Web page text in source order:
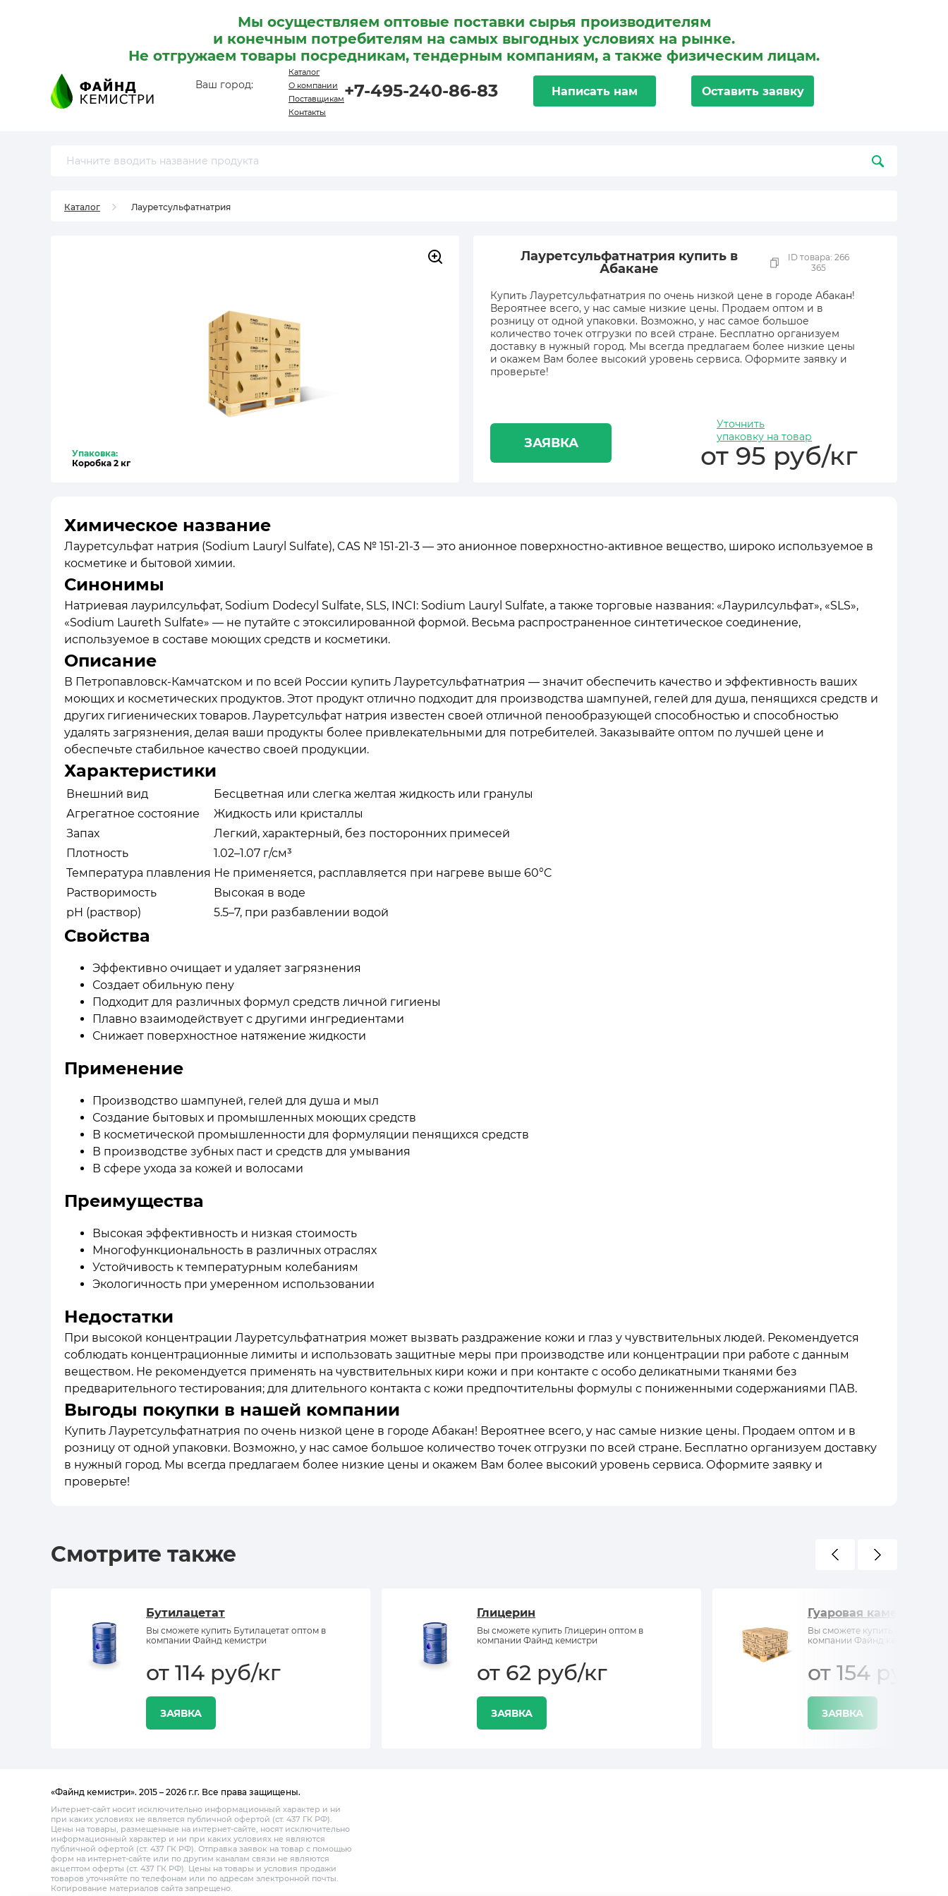
Мы осуществляем оптовые поставки сырья производителям
и конечным потребителям на самых выгодных условиях на рынке.
Не отгружаем товары посредникам, тендерным компаниям, а также физическим лицам.
Ваш город:
Каталог
О компании
Поставщикам
Контакты
+7-495-240-86-83 Написать нам Оставить заявку
Каталог Лауретсульфатнатрия
Упаковка:
Коробка 2 кг
Лауретсульфатнатрия купить в
Абакане
ID товара: 266
365
Купить Лауретсульфатнатрия по очень низкой цене в городе Абакан!
Вероятнее всего, у нас самые низкие цены. Продаем оптом и в
розницу от одной упаковки. Возможно, у нас самое большое
количество точек отгрузки по всей стране. Бесплатно организуем
доставку в нужный город. Мы всегда предлагаем более низкие цены
и окажем Вам более высокий уровень сервиса. Оформите заявку и
проверьте!
ЗАЯВКА
Уточнить
упаковку на товар
от 95 руб/кг
Химическое название
Лауретсульфат натрия (Sodium Lauryl Sulfate), CAS № 151-21-3 — это анионное поверхностно-активное вещество, широко используемое в
косметике и бытовой химии.
Синонимы
Натриевая лаурилсульфат, Sodium Dodecyl Sulfate, SLS, INCI: Sodium Lauryl Sulfate, а также торговые названия: «Лаурилсульфат», «SLS»,
«Sodium Laureth Sulfate» — не путайте с этоксилированной формой. Весьма распространенное синтетическое соединение,
используемое в составе моющих средств и косметики.
Описание
В Петропавловск-Камчатском и по всей России купить Лауретсульфатнатрия — значит обеспечить качество и эффективность ваших
моющих и косметических продуктов. Этот продукт отлично подходит для производства шампуней, гелей для душа, пенящихся средств и
других гигиенических товаров. Лауретсульфат натрия известен своей отличной пенообразующей способностью и способностью
удалять загрязнения, делая ваши продукты более привлекательными для потребителей. Заказывайте оптом по лучшей цене и
обеспечьте стабильное качество своей продукции.
Характеристики
Внешний вид
Бесцветная или слегка желтая жидкость или гранулы
Агрегатное состояние
Жидкость или кристаллы
Запах
Легкий, характерный, без посторонних примесей
Плотность
1.02–1.07 г/см³
Температура плавления Не применяется, расплавляется при нагреве выше 60°C
Растворимость
Высокая в воде
pH (раствор)
5.5–7, при разбавлении водой
Свойства
Эффективно очищает и удаляет загрязнения
Создает обильную пену
Подходит для различных формул средств личной гигиены
Плавно взаимодействует с другими ингредиентами
Снижает поверхностное натяжение жидкости
Применение
Производство шампуней, гелей для душа и мыл
Создание бытовых и промышленных моющих средств
В косметической промышленности для формуляции пенящихся средств
В производстве зубных паст и средств для умывания
В сфере ухода за кожей и волосами
Преимущества
Высокая эффективность и низкая стоимость
Многофункциональность в различных отраслях
Устойчивость к температурным колебаниям
Экологичность при умеренном использовании
Недостатки
При высокой концентрации Лауретсульфатнатрия может вызвать раздражение кожи и глаз у чувствительных людей. Рекомендуется
соблюдать концентрационные лимиты и использовать защитные меры при производстве или концентрации при работе с данным
веществом. Не рекомендуется применять на чувствительных кири кожи и при контакте с особо деликатными тканями без
предварительного тестирования; для длительного контакта с кожи предпочтительны формулы с пониженными содержаниями ПАВ.
Выгоды покупки в нашей компании
Купить Лауретсульфатнатрия по очень низкой цене в городе Абакан! Вероятнее всего, у нас самые низкие цены. Продаем оптом и в
розницу от одной упаковки. Возможно, у нас самое большое количество точек отгрузки по всей стране. Бесплатно организуем доставку
в нужный город. Мы всегда предлагаем более низкие цены и окажем Вам более высокий уровень сервиса. Оформите заявку и
проверьте!
Смотрите также
Бутилацетат
Вы сможете купить Бутилацетат оптом в
компании Файнд кемистри
от 114 руб/кг
ЗАЯВКА
Глицерин
Вы сможете купить Глицерин оптом в
компании Файнд кемистри
от 62 руб/кг
ЗАЯВКА
Гуаровая камедь
Вы сможете купить Гуаровая
компании Файнд кемистри
от 154 руб/кг
ЗАЯВКА
«Файнд кемистри». 2015 – 2026 г.г. Все права защищены.
Интернет-сайт носит исключительно информационный характер и ни
при каких условиях не является публичной офертой (ст. 437 ГК РФ).
Цены на товары, размещенные на интернет-сайте, носят исключительно
информационный характер и ни при каких условиях не являются
публичной офертой (ст. 437 ГК РФ). Отправка заявок на товар с помощью
форм на интернет-сайте или по другим каналам связи не являются
акцептом оферты (ст. 437 ГК РФ). Цены на товары и условия продажи
товаров уточняйте по телефонам или по адресам электронной почты.
Копирование материалов сайта запрещено.